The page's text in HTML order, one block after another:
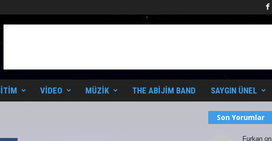
VIDEO MÜZIK THE ABIJIM BAND SAYGIN ÜNEL
Son Yorumlar
Furkan on